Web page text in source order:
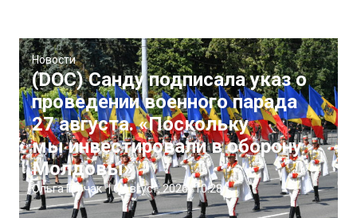
Новости
(DOC) Санду подписала указ о
проведении военного парада
27 августа. «Поскольку
мы инвестировали в оборону
Молдовы»
Ольга Горчак |6 Август, 2026 10:28